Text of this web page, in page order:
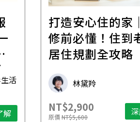
活
解
打造安心住的家
修前必懂！住到
居住規劃全攻略
林黛羚
NT$2,900
原價NT$5,600